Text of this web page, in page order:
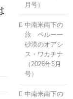
月号）
中南米南下の
旅 ペルーー
砂漠のオアシ
ス・ワカチナ
（2026年3月
号）
中南米南下の